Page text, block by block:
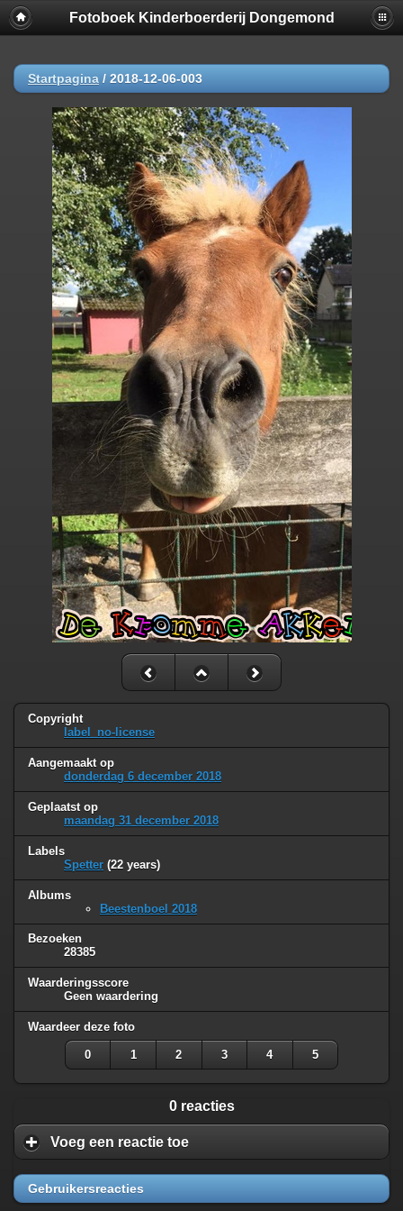
Fotoboek Kinderboerderij Dongemond
Startpagina / 2018-12-06-003
Copyright
label_no-license
Aangemaakt op
donderdag 6 december 2018
Geplaatst op
maandag 31 december 2018
Labels
Spetter (22 years)
Albums
Beestenboel 2018
Bezoeken
28385
Waarderingsscore
Geen waardering
Waardeer deze foto
0 1 2 3 4 5
0 reacties
Voeg een reactie toe
Gebruikersreacties